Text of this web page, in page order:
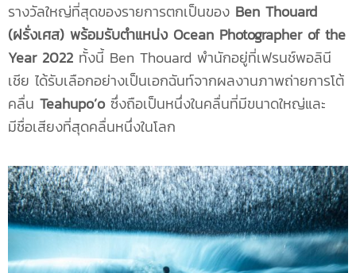
รางวัลใหญ่ที่สุดของรายการตกเป็นของ Ben Thouard
(ฝรั่งเศส) พร้อมรับตำแหน่ง Ocean Photographer of the
Year 2022 ทั้งนี้ Ben Thouard พำนักอยู่ที่เฟรนช์พอลินี
เชีย ได้รับเลือกอย่างเป็นเอกฉันท์จากผลงานภาพถ่ายการโต้
คลื่น Teahupo’oซึ่งถือเป็นหนึ่งในคลื่นที่มีขนาดใหญ่และ
มีชื่อเสียงที่สุดคลื่นหนึ่งในโลก